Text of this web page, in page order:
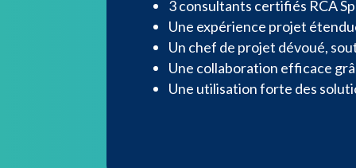
3 consultants certifiés RCA
Une expérience projet
Un chef de projet dévoué,
Une collaboration efficace
Une utilisation forte des